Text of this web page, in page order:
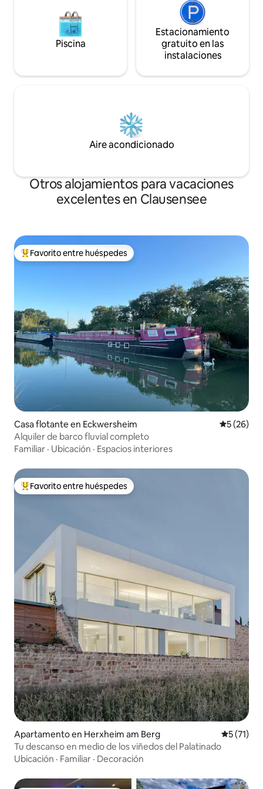
Piscina
Estacionamiento
gratuito en las
instalaciones
Aire acondicionado
Otros alojamientos para vacaciones
excelentes en Clausensee
Favorito entre huéspedes preferido
Favorito entre huéspedes
Casa flotante en Eckwersheim
5 (26)
Alquiler de barco fluvial completo
Familiar · Ubicación · Espacios interiores
Favorito entre huéspedes preferido
Favorito entre huéspedes
Apartamento en Herxheim am Berg
5 (71)
Tu descanso en medio de los viñedos del Palatinado
Ubicación · Familiar · Decoración